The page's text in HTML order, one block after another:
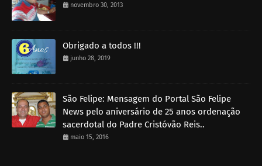
novembro 30, 2013
Obrigado a todos !!!
junho 28, 2019
São Felipe: Mensagem do Portal São Felipe
News pelo aniversário de 25 anos ordenação
sacerdotal do Padre Cristóvão Reis..
maio 15, 2016